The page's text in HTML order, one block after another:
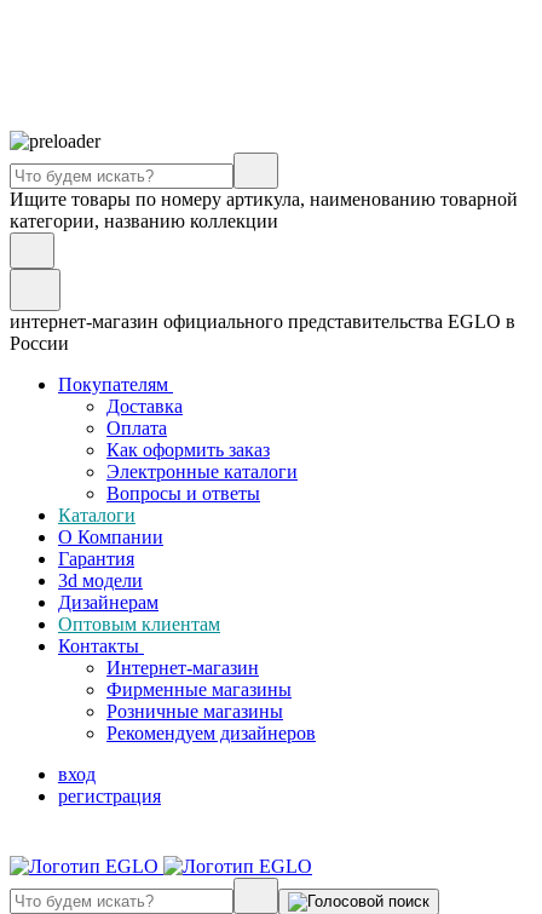
Ищите товары по номеру артикула, наименованию товарной
категории, названию коллекции
интернет-магазин официального представительства EGLO в
России
Покупателям
Доставка
Оплата
Как оформить заказ
Электронные каталоги
Вопросы и ответы
Каталоги
О Компании
Гарантия
3d модели
Дизайнерам
Оптовым клиентам
Контакты
Интернет-магазин
Фирменные магазины
Розничные магазины
Рекомендуем дизайнеров
вход
регистрация